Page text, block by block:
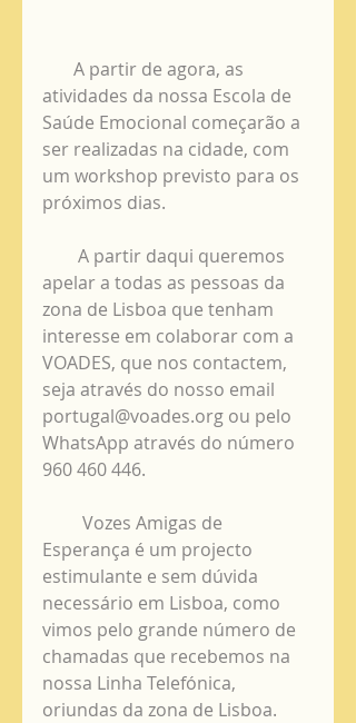
atividades da nossa Escola de
Saúde Emocional começarão a
ser realizadas na cidade, com
um workshop previsto para os
próximos dias.
apelar a todas as pessoas da
zona de Lisboa que tenham
interesse em colaborar com a
VOADES, que nos contactem,
seja através do nosso email
portugal@voades.org ou pelo
WhatsApp através do número
960 460 446.
Esperança é um projecto
estimulante e sem dúvida
necessário em Lisboa, como
vimos pelo grande número de
chamadas que recebemos na
nossa Linha Telefónica,
oriundas da zona de Lisboa.